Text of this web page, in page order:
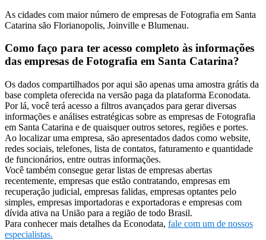
As cidades com maior número de empresas de Fotografia em Santa
Catarina são Florianopolis, Joinville e Blumenau.
Como faço para ter acesso completo às informações
das empresas de Fotografia em Santa Catarina?
Os dados compartilhados por aqui são apenas uma amostra grátis da
base completa oferecida na versão paga da plataforma Econodata.
Por lá, você terá acesso a filtros avançados para gerar diversas
informações e análises estratégicas sobre as empresas de Fotografia
em Santa Catarina e de quaisquer outros setores, regiões e portes.
Ao localizar uma empresa, são apresentados dados como website,
redes sociais, telefones, lista de contatos, faturamento e quantidade
de funcionários, entre outras informações.
Você também consegue gerar listas de empresas abertas
recentemente, empresas que estão contratando, empresas em
recuperação judicial, empresas falidas, empresas optantes pelo
simples, empresas importadoras e exportadoras e empresas com
dívida ativa na União para a região de todo Brasil.
Para conhecer mais detalhes da Econodata, fale com um de nossos
especialistas.